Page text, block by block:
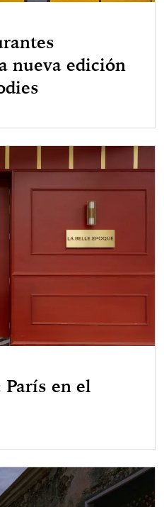
nueva edición
París en el